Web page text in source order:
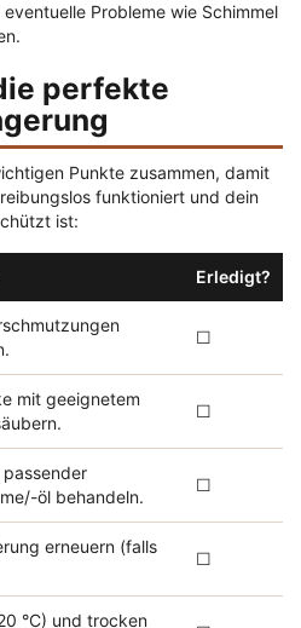
Probleme wie Schimmel
perfekte
Punkte zusammen, damit
funktioniert und dein
ist:
Erledigt?
☐
mit geeignetem
☐
öl behandeln.
☐
erneuern (falls
☐
°C) und trocken